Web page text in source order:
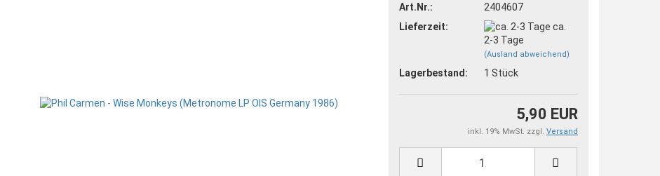
Art.Nr.:
2404607
Lieferzeit:
ca.
2-3 Tage
(Ausland abweichend)
Lagerbestand: 1Stück
5,90 EUR
inkl. 19% MwSt. zzgl. Versand